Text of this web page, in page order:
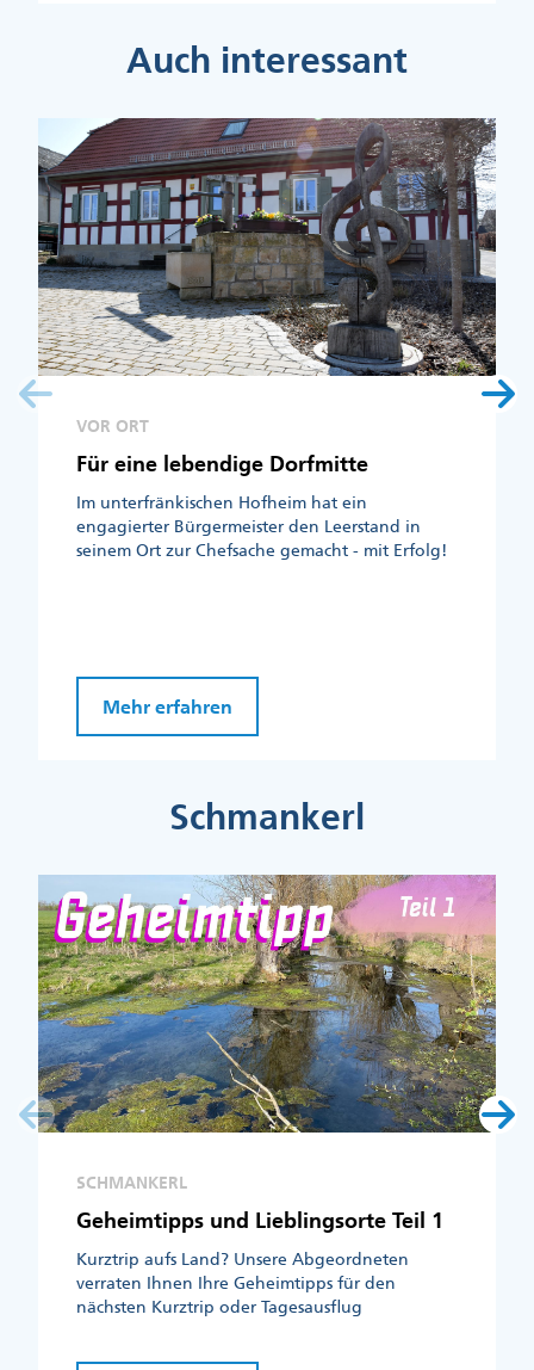
Auch interessant
VOR ORT
Für eine lebendige Dorfmitte
Im unterfränkischen Hofheim hat ein
engagierter Bürgermeister den Leerstand in
seinem Ort zur Chefsache gemacht - mit Erfolg!
Mehr erfahren
Schmankerl
SCHMANKERL
Geheimtipps und Lieblingsorte Teil 1
Kurztrip aufs Land? Unsere Abgeordneten
verraten Ihnen Ihre Geheimtipps für den
nächsten Kurztrip oder Tagesausflug